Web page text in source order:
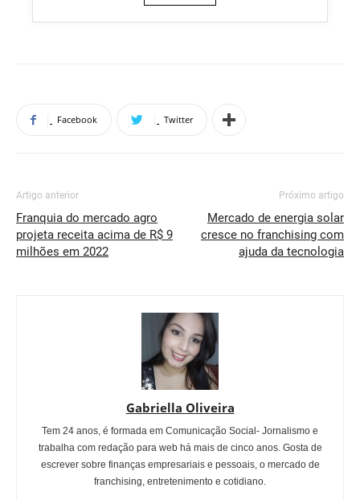
Facebook Twitter
Artigo anterior
Franquia do mercado agro
projeta receita acima de R$ 9
milhões em 2022
Próximo artigo
Mercado de energia solar
cresce no franchising com
ajuda da tecnologia
Gabriella Oliveira
Tem 24 anos, é formada em Comunicação Social- Jornalismo e
trabalha com redação para web há mais de cinco anos. Gosta de
escrever sobre finanças empresariais e pessoais, o mercado de
franchising, entretenimento e cotidiano.